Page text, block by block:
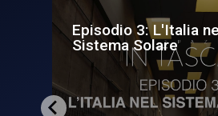
Pulsar - Plutone
E sbarca su